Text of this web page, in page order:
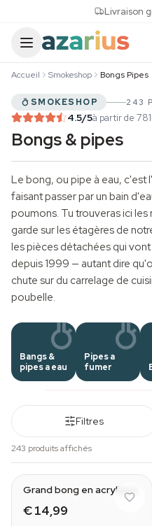
Livraison
Accueil Smokeshop Bongs Pipes
SMOKESHOP 243
4.5/5à partir de
Bongs & pipes
Le bong, ou pipe à eau, c'est
faisant passer par un bain
poumons. Tu trouveras ici
garde sur les étagères de
les pièces détachées qui
depuis 1999 — autant dire
chute sur du carrelage de
poubelle.
Bangs &
pipes a eau
Pipes a
fumer
Filtres
243 produits affichés
Grand bong en acrylique
€ 14,99